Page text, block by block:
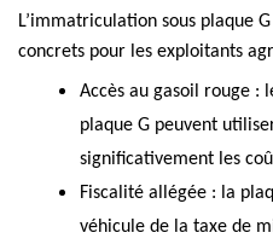
L’immatriculation sous plaque
concrets pour les exploitants
Accès au gasoil rouge :
plaque G peuvent
significativement les
Fiscalité allégée : la
véhicule de la taxe de